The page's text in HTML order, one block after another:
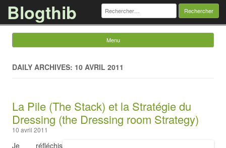
Blogthib Rechercher :
Menu
DAILY ARCHIVES: 10 AVRIL 2011
La Pile (The Stack) et la Stratégie du
Dressing (the Dressing room Strategy)
10 avril 2011
Je réfléchis